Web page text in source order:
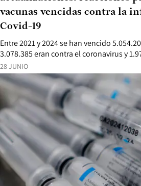
28 JUNIO
Entre 2021 y 2024 se han vencido
3.078.385 eran contra el coronavirus y
vacunas vencidas contra la
Covid-19